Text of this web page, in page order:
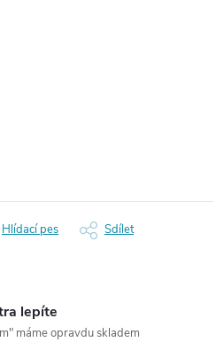
Hlídací pes Sdílet
lepíte
máme opravdu skladem